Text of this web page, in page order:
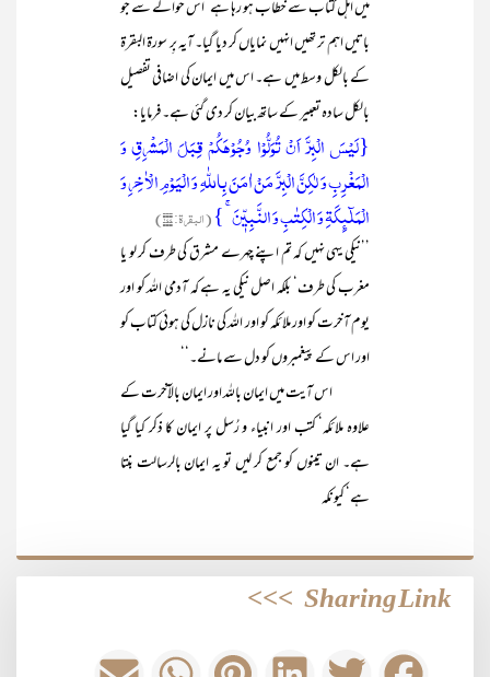
میں اہل کتاب سے خطاب ہو رہا ہے‘ اس حوالے سے جو
باتیں اہم تر تھیں انہیں نمایاں کر دیا گیا۔ آیہ بِر سورۃ البقرۃ
کے بالکل وسط میں ہے۔ اس میں ایمان کی اضافی تفصیل
بالکل سادہ تعبیر کے ساتھ بیان کر دی گئی ہے۔ فرمایا:
{لَیۡسَ الۡبِرَّ اَنۡ تُوَلُّوۡا وُجُوۡہَکُمۡ قِبَلَ الۡمَشۡرِقِ وَ
الۡمَغۡرِبِ وَ لٰکِنَّ الۡبِرَّ مَنۡ اٰمَنَ بِاللّٰہِ وَ الۡیَوۡمِ الۡاٰخِرِ وَ
الۡمَلٰٓئِکَۃِ وَ الۡکِتٰبِ وَ النَّبِیّٖنَ ۚ }(البقرۃ: ۱۷۷)
’’نیکی یہی نہیں کہ تم اپنے چہرے مشرق کی طرف کر لو یا
مغرب کی طرف‘ بلکہ اصل نیکی یہ ہے کہ آدمی اللہ کو اور
یوم آخرت کو اور ملائکہ کو اور اللہ کی نازل کی ہوئی کتاب کو
اور اس کے پیغمبروں کو دل سے مانے۔‘‘
اس آیت میں ایمان باللہ اور ایمان بالآخرت کے
علاوہ ملائکہ‘ کتب اور انبیاء و رُسل پر ایمان کا ذکر کیا گیا
ہے۔ ان تینوں کو جمع کر لیں تو یہ ایمان بالرسالت بنتا
ہے‘ کیونکہ
Sharing Link
>>>